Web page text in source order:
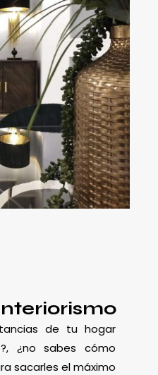
de tu hogar
¿no sabes cómo
sacarles el máximo